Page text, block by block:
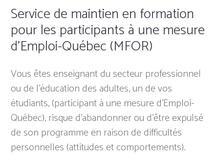
Service de maintien en formation
pour les participants à une mesure
d’Emploi-Québec (MFOR)
Vous êtes enseignant du secteur professionnel
ou de l’éducation des adultes, un de vos
étudiants, (participant à une mesure d’Emploi-
Québec), risque d’abandonner ou d’être expulsé
de son programme en raison de difficultés
personnelles (attitudes et comportements).